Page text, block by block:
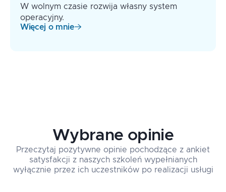
Pakiety: instalacja, używanie, venv
Daty i czas: parsowanie i formatowanie,
strefy czasowe
W wolnym czasie rozwija własny system
operacyjny.
Więcej o mnie
Wybrane opinie
Przeczytaj pozytywne opinie pochodzące z ankiet
satysfakcji z naszych szkoleń wypełnianych
wyłącznie przez ich uczestników po realizacji usługi